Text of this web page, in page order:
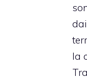
la